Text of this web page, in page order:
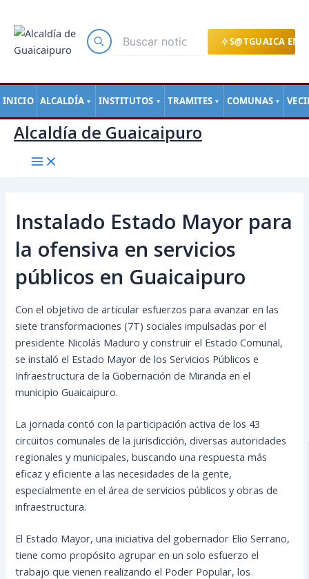
S@TGUAICA EN
INICIO ALCALDÍA ▼ INSTITUTOS ▼ TRAMITES ▼ COMUNAS ▼
contenido
Alcaldía de Guaicaipuro
Instalado Estado Mayor para
la ofensiva en servicios
públicos en Guaicaipuro
Con el objetivo de articular esfuerzos para avanzar en las
siete transformaciones (7T) sociales impulsadas por el
presidente Nicolás Maduro y construir el Estado Comunal,
se instaló el Estado Mayor de los Servicios Públicos e
Infraestructura de la Gobernación de Miranda en el
municipio Guaicaipuro.
La jornada contó con la participación activa de los 43
circuitos comunales de la jurisdicción, diversas autoridades
regionales y municipales, buscando una respuesta más
eficaz y eficiente a las necesidades de la gente,
especialmente en el área de servicios públicos y obras de
infraestructura.
El Estado Mayor, una iniciativa del gobernador Elio Serrano,
tiene como propósito agrupar en un solo esfuerzo el
trabajo que vienen realizando el Poder Popular, los
de
entradas